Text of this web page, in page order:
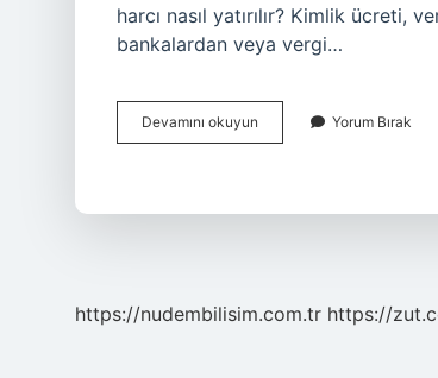
harcı nasıl yatırılır? Kimlik ücreti,
bankalardan veya vergi…
Devamını okuyun
Vatandaşlığı
Yorum Bırak
https://nudembilisim.com.tr https://